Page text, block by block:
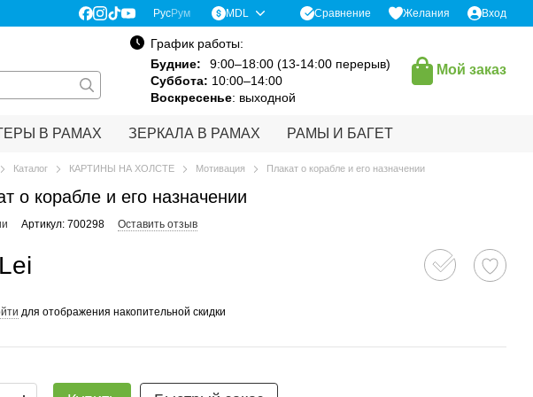
РусРум MDL Сравнение Желания Вход
График работы:
Будние:
9:00–18:00 (13-14:00 перерыв)
Суббота: 10:00–14:00
Воскресенье: выходной
Мой заказ
В РАМАХ ЗЕРКАЛА В РАМАХ РАМЫ И БАГЕТ
Каталог КАРТИНЫ НА ХОЛСТЕ Мотивация Плакат о корабле и его назначении
о корабле и его назначении
Артикул: 700298 Оставить отзыв
для отображения накопительной скидки